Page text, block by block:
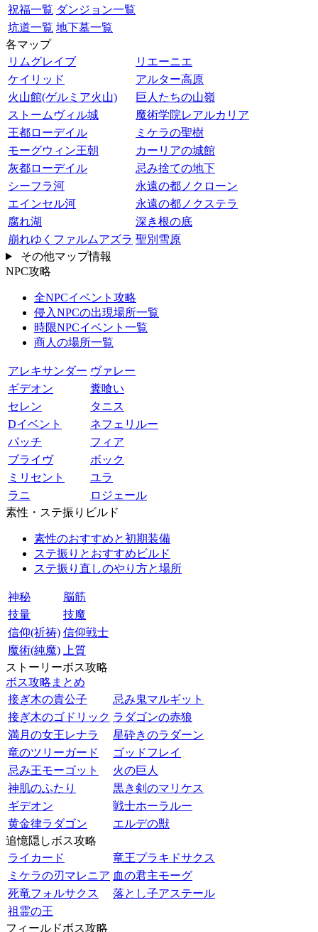
祝福一覧 ダンジョン一覧
坑道一覧 地下墓一覧
各マップ
リムグレイブ
リエーニエ
ケイリッド
アルター高原
火山館(ゲルミア火山)
巨人たちの山嶺
ストームヴィル城
魔術学院レアルカリア
王都ローデイル
ミケラの聖樹
モーグウィン王朝
カーリアの城館
灰都ローデイル
忌み捨ての地下
シーフラ河
永遠の都ノクローン
エインセル河
永遠の都ノクステラ
腐れ湖
深き根の底
崩れゆくファルムアズラ 聖別雪原
その他マップ情報
NPC攻略
全NPCイベント攻略
侵入NPCの出現場所一覧
時限NPCイベント一覧
商人の場所一覧
アレキサンダー ヴァレー
ギデオン
糞喰い
セレン
タニス
Dイベント
ネフェリルー
パッチ
フィア
ブライヴ
ボック
ミリセント
ユラ
ラニ
ロジェール
素性・ステ振りビルド
素性のおすすめと初期装備
ステ振りとおすすめビルド
ステ振り直しのやり方と場所
神秘
脳筋
技量
技魔
信仰(祈祷) 信仰戦士
魔術(純魔)
上質
ストーリーボス攻略
ボス攻略まとめ
接ぎ木の貴公子
忌み鬼マルギット
接ぎ木のゴドリック ラダゴンの赤狼
満月の女王レナラ
星砕きのラダーン
竜のツリーガード
ゴッドフレイ
忌み王モーゴット
火の巨人
神肌のふたり
黒き剣のマリケス
ギデオン
戦士ホーラルー
黄金律ラダゴン
エルデの獣
追憶隠しボス攻略
ライカード
竜王プラキドサクス
ミケラの刃マレニア 血の君主モーグ
死竜フォルサクス
落とし子アステール
祖霊の王
フィールドボス攻略